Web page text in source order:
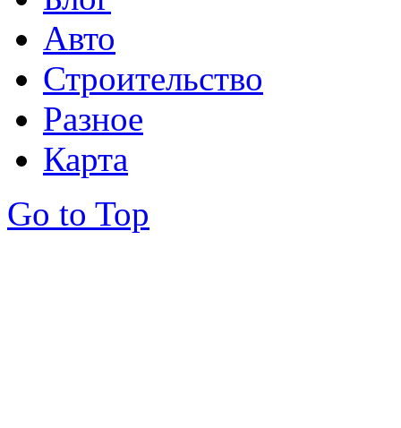
Авто
Строительство
Разное
Карта
Go to Top